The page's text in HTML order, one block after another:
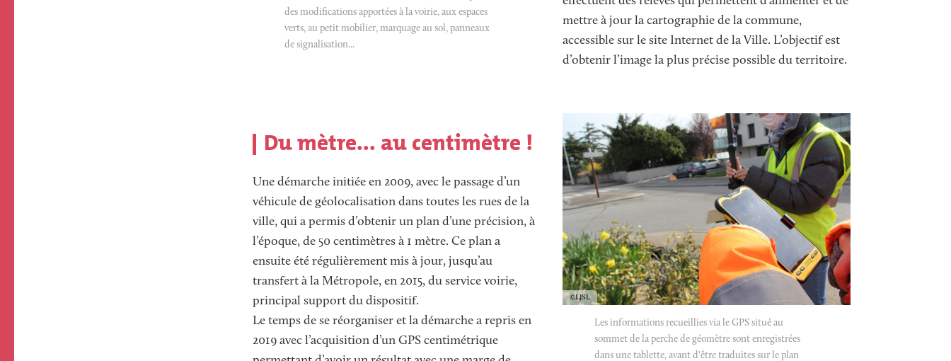
des modifications apportées à la voirie, aux espaces
verts, au petit mobilier, marquage au sol, panneaux
de signalisation...
mettre à jour la cartographie de la commune,
accessible sur le site Internet de la Ville. L’objectif est
d’obtenir l’image la plus précise possible du territoire.
Du mètre... au centimètre !
Une démarche initiée en 2009, avec le passage d’un
véhicule de géolocalisation dans toutes les rues de la
ville, qui a permis d’obtenir un plan d’une précision, à
l’époque, de 50 centimètres à 1 mètre. Ce plan a
ensuite été régulièrement mis à jour, jusqu’au
transfert à la Métropole, en 2015, du service voirie,
principal support du dispositif.
Le temps de se réorganiser et la démarche a repris en
2019 avec l’acquisition d’un GPS centimétrique
Image
Image
Copyright
LJSL
Les informations recueillies via le GPS situé au
sommet de la perche de géomètre sont enregistrées
dans une tablette, avant d'être traduites sur le plan